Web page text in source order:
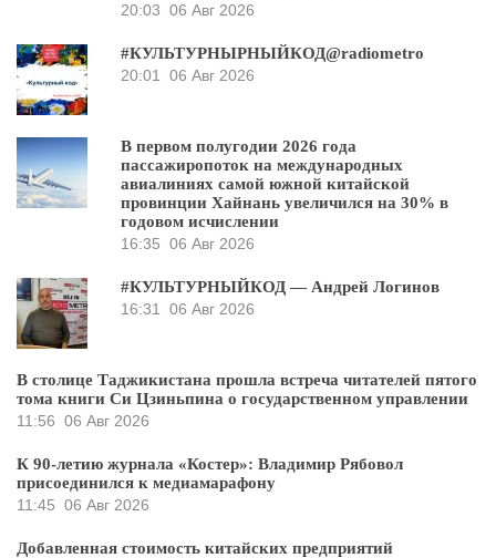
20:03 06 Авг 2026
#КУЛЬТУРНЫРНЫЙКОД@radiometro
20:01 06 Авг 2026
В первом полугодии 2026 года
пассажиропоток на международных
авиалиниях самой южной китайской
провинции Хайнань увеличился на 30% в
годовом исчислении
16:35 06 Авг 2026
#КУЛЬТУРНЫЙКОД — Андрей Логинов
16:31 06 Авг 2026
В столице Таджикистана прошла встреча читателей пятого
тома книги Си Цзиньпина о государственном управлении
11:56 06 Авг 2026
К 90-летию журнала «Костер»: Владимир Рябовол
присоединился к медиамарафону
11:45 06 Авг 2026
Добавленная стоимость китайских предприятий